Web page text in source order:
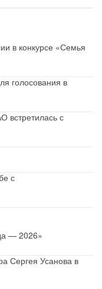
в конкурсе «Семья
голосования в
встретилась с
с
— 2026»
Сергея Усанова в